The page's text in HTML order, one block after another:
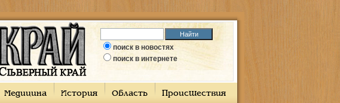
поиск в новостях
поиск в интернете
Медицина История Область Происшествия